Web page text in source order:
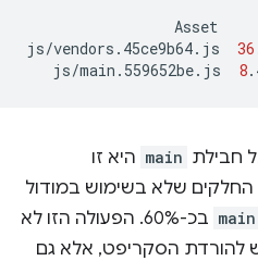
Asset
js/vendors.45ce9b64.js
36
js/main.559652be.js
8
חבילת main היא זו
שלא בשימוש במודול
main
בכ-60%. הפעולה הזו לא
הסקריפט, אלא גם